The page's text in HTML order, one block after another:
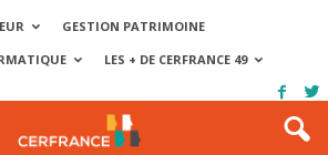
GESTION PATRIMOINE
LES + DE CERFRANCE 49